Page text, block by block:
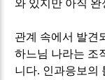
와 있지만 아직
관계 속에서 발견
하느님 나라는 조
니다. 인과응보의